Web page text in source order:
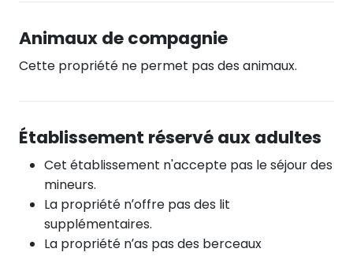
Animaux de compagnie
Cette propriété ne permet pas des animaux.
Établissement réservé aux adultes
Cet établissement n'accepte pas le séjour des
mineurs.
La propriété n’offre pas des lit
supplémentaires.
La propriété n’as pas des berceaux